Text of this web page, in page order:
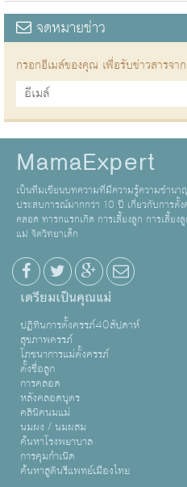
จดหมายข่าว
กรอกอีเมล์ของคุณ เพื่อรับข่าวสารจาก
MamaExpert
เป็นทีมเขียนบทความที่มีความรู้ความชำนา
ประสบการณ์มากกว่า 10 ปี เกี่ยวกับการตั้ง
คลอด ทารกแรกเกิด การเลี้ยงลูก การเลี้ยง
แม่ จิตวิทยาเด็ก
เตรียมเป็นคุณแม่
ปฏิทินการตั้งครรภ์40สัปดาห์
สุขภาพครรภ์
โภชนาการแม่ตั้งครรภ์
ตั้งชื่อลูก
การคลอด
หลังคลอดบุตร
คลินิคนมแม่
นมผง / นมผสม
ค้นหาโรงพยาบาล
การคุมกำเนิด
ค้นหาสูตินรีแพทย์เมืองไทย